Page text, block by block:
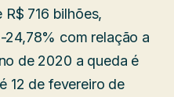
716 bilhões,
com relação a
de 2020 a queda é
12 de fevereiro de